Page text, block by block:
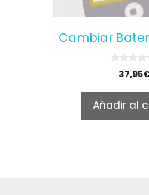
Cambiar
o
f
5
37,95
Añadir al